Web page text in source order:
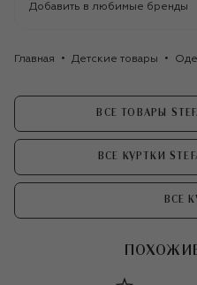
Добавить в любимые бренды
Главная Детские товары
ВСЕ ТОВАРЫ
ВСЕ КУРТКИ
ВСЕ